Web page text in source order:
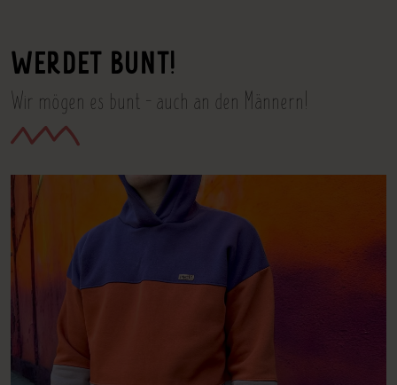
WERDET BUNT!
Wir mögen es bunt - auch an den Männern!